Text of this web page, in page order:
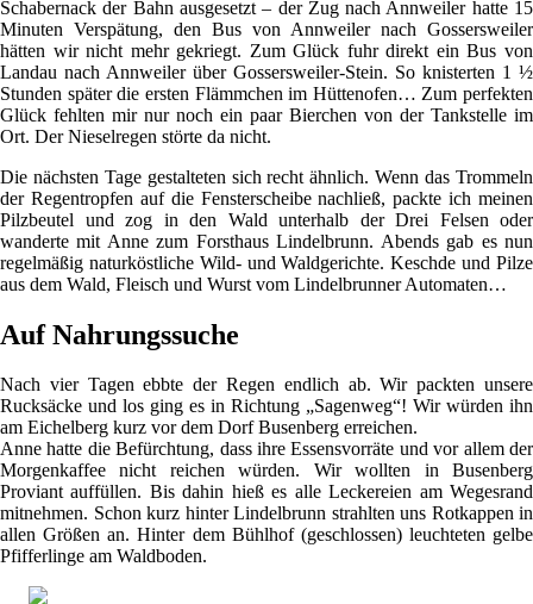
Schabernack der Bahn ausgesetzt – der Zug nach Annweiler hatte 15
Minuten Verspätung, den Bus von Annweiler nach Gossersweiler
hätten wir nicht mehr gekriegt. Zum Glück fuhr direkt ein Bus von
Landau nach Annweiler über Gossersweiler-Stein. So knisterten 1 ½
Stunden später die ersten Flämmchen im Hüttenofen… Zum perfekten
Glück fehlten mir nur noch ein paar Bierchen von der Tankstelle im
Ort. Der Nieselregen störte da nicht.
Die nächsten Tage gestalteten sich recht ähnlich. Wenn das Trommeln
der Regentropfen auf die Fensterscheibe nachließ, packte ich meinen
Pilzbeutel und zog in den Wald unterhalb der Drei Felsen oder
wanderte mit Anne zum Forsthaus Lindelbrunn. Abends gab es nun
regelmäßig naturköstliche Wild- und Waldgerichte. Keschde und Pilze
aus dem Wald, Fleisch und Wurst vom Lindelbrunner Automaten…
Auf Nahrungssuche
Nach vier Tagen ebbte der Regen endlich ab. Wir packten unsere
Rucksäcke und los ging es in Richtung „Sagenweg“! Wir würden ihn
am Eichelberg kurz vor dem Dorf Busenberg erreichen.
Anne hatte die Befürchtung, dass ihre Essensvorräte und vor allem der
Morgenkaffee nicht reichen würden. Wir wollten in Busenberg
Proviant auffüllen. Bis dahin hieß es alle Leckereien am Wegesrand
mitnehmen. Schon kurz hinter Lindelbrunn strahlten uns Rotkappen in
allen Größen an. Hinter dem Bühlhof (geschlossen) leuchteten gelbe
Pfifferlinge am Waldboden.